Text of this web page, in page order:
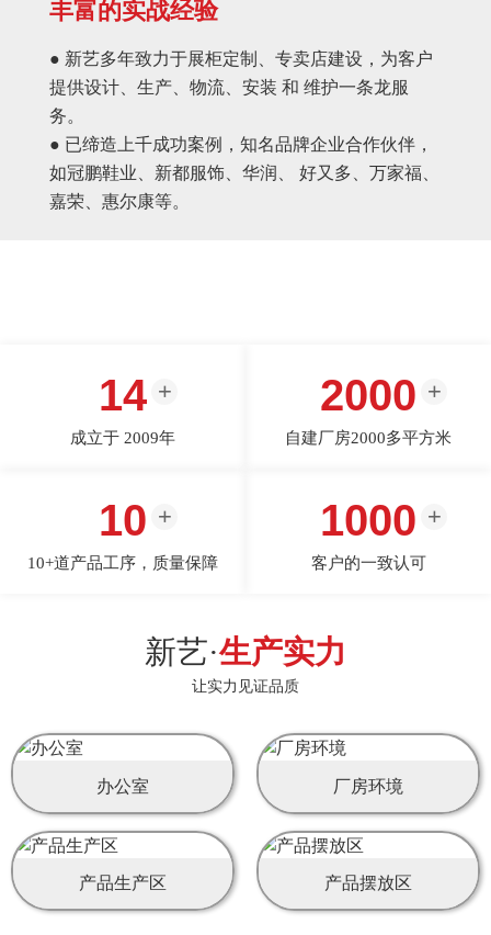
丰富的实战经验
● 新艺多年致力于展柜定制、专卖店建设，为客户
提供设计、生产、物流、安装 和 维护一条龙服
务。
● 已缔造上千成功案例，知名品牌企业合作伙伴，
如冠鹏鞋业、新都服饰、华润、 好又多、万家福、
嘉荣、惠尔康等。
14
成立于 2009年
2000
自建厂房2000多平方米
10
10+道产品工序，质量保障
1000
客户的一致认可
新艺·生产实力
让实力见证品质
办公室 厂房环境
产品生产区 产品摆放区